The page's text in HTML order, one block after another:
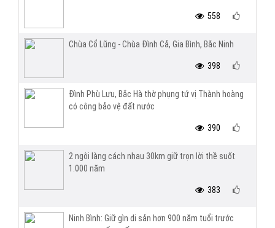
558
Chùa Cổ Lũng - Chùa Đình Cả, Gia Bình, Bắc Ninh
398
Đình Phù Lưu, Bắc Hà thờ phụng tứ vị Thành hoàng
có công bảo vệ đất nước
390
2 ngôi làng cách nhau 30km giữ trọn lời thề suốt
1.000 năm
383
Ninh Bình: Giữ gìn di sản hơn 900 năm tuổi trước